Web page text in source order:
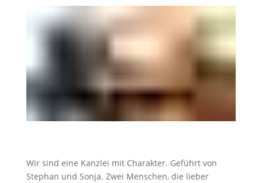
Wir sind eine Kanzlei mit Charakter. Geführt von
Stephan und Sonja. Zwei Menschen, die lieber